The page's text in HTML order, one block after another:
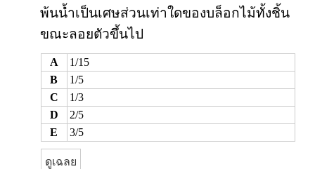
พ้นน้ำเป็นเศษส่วนเท่าใดของบล็อกไม้ทั้งชิ้น
ขณะลอยตัวขึ้นไป
A
1/15
B
1/5
C
1/3
D
2/5
E
3/5
ดูเฉลย